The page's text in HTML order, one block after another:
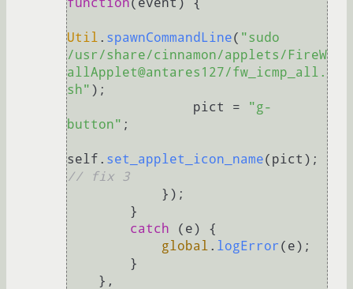
function( event ) {
Util . spawnCommandLine( "sudo
/usr/share/cinnamon/applets/FireW
allApplet@antares127/fw_icmp_all.
sh" );
                pict =
"g-
button" ;
self. set_applet_icon_name
// fix 3
catch (e) {
global . logError (e);